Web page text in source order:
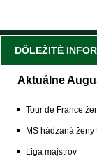
DÔLEŽITÉ
Aktuálne
Tour de France
MS hádzaná ženy
Liga majstrov